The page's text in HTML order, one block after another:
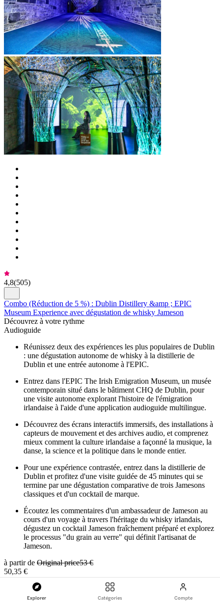
Explorer Catégories Compte
4,8(505)
Combo (Réduction de 5 %) : Dublin Distillery &amp ; EPIC
Museum Experience avec dégustation de whisky Jameson
Découvrez à votre rythme
Audioguide
Réunissez deux des expériences les plus populaires de Dublin
: une dégustation autonome de whisky à la distillerie de
Dublin et une entrée autonome à l'EPIC.
Entrez dans l'EPIC The Irish Emigration Museum, un musée
contemporain situé dans le bâtiment CHQ de Dublin, pour
une visite autonome explorant l'histoire de l'émigration
irlandaise à l'aide d'une application audioguide multilingue.
Découvrez des écrans interactifs immersifs, des installations à
capteurs de mouvement et des archives audio, et comprenez
mieux comment la culture irlandaise a façonné la musique, la
danse, la science et la politique dans le monde entier.
Pour une expérience contrastée, entrez dans la distillerie de
Dublin et profitez d'une visite guidée de 45 minutes qui se
termine par une dégustation comparative de trois Jamesons
classiques et d'un cocktail de marque.
Écoutez les commentaires d'un ambassadeur de Jameson au
cours d'un voyage à travers l'héritage du whisky irlandais,
dégustez un cocktail Jameson fraîchement préparé et explorez
le processus "du grain au verre" qui définit l'artisanat de
Jameson.
à partir de Original price53 €
50,35 €
5 % de réduction